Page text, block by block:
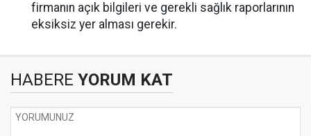
firmanın açık bilgileri ve gerekli sağlık raporlarının
eksiksiz yer alması gerekir.
HABERE YORUM KAT